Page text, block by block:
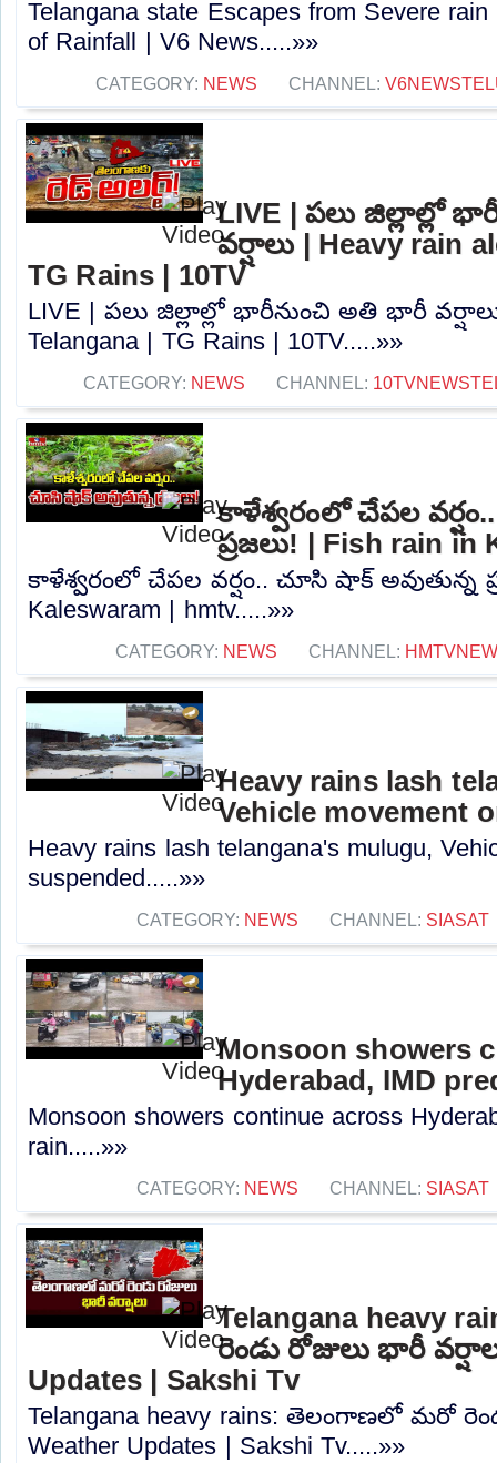
Telangana state Escapes from Severe
of Rainfall | V6 News.....»»
CATEGORY: NEWS CHANNEL:
LIVE | పలు జిల్లాల్లో
వర్షాలు | Heavy rain
TG Rains | 10TV
LIVE | పలు జిల్లాల్లో భారీనుంచి అతి భారీ వర్షాలు
Telangana | TG Rains | 10TV.....»»
CATEGORY: NEWS CHANNEL:
కాళేశ్వరంలో చేపల
ప్రజలు! | Fish rain in
కాళేశ్వరంలో చేపల వర్షం.. చూసి షాక్ అవుతున్న
Kaleswaram | hmtv.....»»
CATEGORY: NEWS CHANNEL:
Heavy rains lash
Vehicle movement
Heavy rains lash telangana's mulugu,
suspended.....»»
CATEGORY: NEWS CHANNEL: SIASAT
Monsoon showers
Hyderabad, IMD
Monsoon showers continue across
rain.....»»
CATEGORY: NEWS CHANNEL: SIASAT
Telangana heavy
రెండు రోజులు భారీ
Updates | Sakshi Tv
Telangana heavy rains: తెలంగాణలో మరో
Weather Updates | Sakshi Tv.....»»